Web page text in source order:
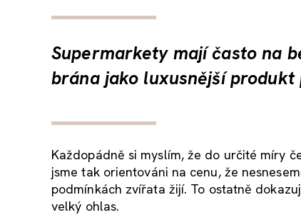
Supermarkety mají často na
brána jako luxusnější
Každopádně si myslím, že do určité míry
jsme tak orientováni na cenu, že
podmínkách zvířata žijí. To ostatně
velký ohlas.